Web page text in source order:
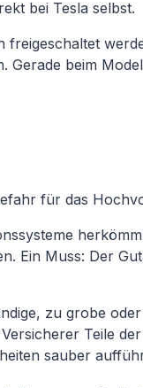
bei Tesla selbst.
beim
für das
Ein Muss: Der
zu grobe
Teile
sauber